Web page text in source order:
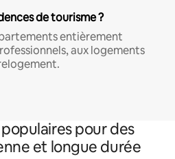
de tourisme ?
entièrement
aux logements
pour des
et longue durée